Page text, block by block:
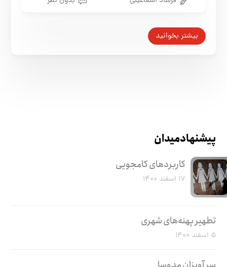
بیشتر بخوانید
پیشنهاد میدان
کاربرد‌های کامجویی
۱۷ اسفند ۱۴۰۰
تطهیر پهنه‌های شهری
۵ اسفند ۱۴۰۰